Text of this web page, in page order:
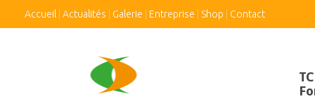
Accueil Actualités Galerie Entreprise Shop Contact